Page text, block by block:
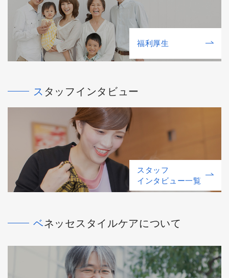
福利厚⽣
スタッフインタビュー
スタッフ
インタビュー一覧
ベネッセスタイルケアについて